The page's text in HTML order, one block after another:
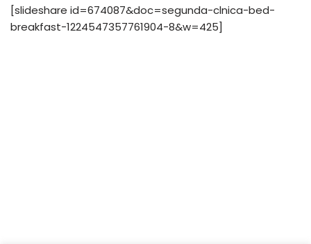
[slideshare id=674087&doc=segunda-clnica-bed-
breakfast-1224547357761904-8&w=425]